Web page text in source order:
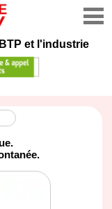
et l'industrie